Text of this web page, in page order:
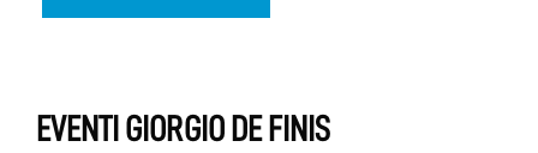
EVENTI GIORGIO DE FINIS